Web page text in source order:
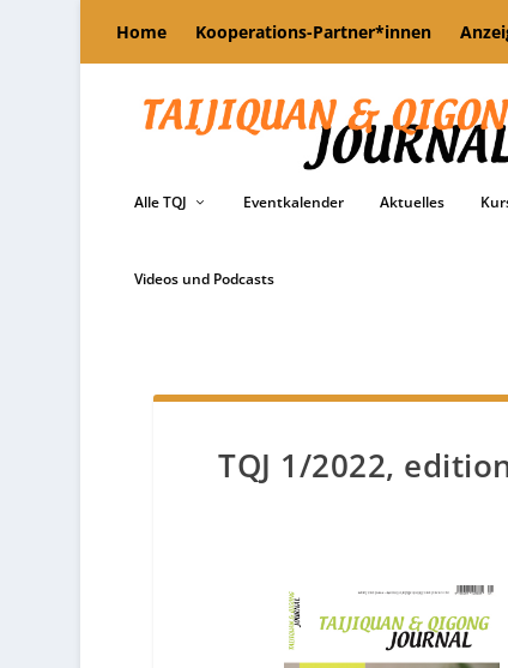
Home Kooperations-Partner*innen
Alle TQJ Eventkalender Aktuelles
Videos und Podcasts
TQJ 1/2022,